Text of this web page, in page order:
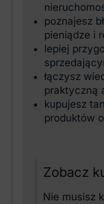
poznajesz
pieniądze i
lepiej
łączysz
praktyczną
kupujesz
produktów
Zobacz
Nie musisz